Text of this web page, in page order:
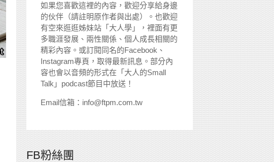
如果您喜歡這裡的內容，歡迎分享給身邊
的伙伴（請註明原作者與出處）。也歡迎
有空來逛逛姊妹站「大人學」，裡面有更
多職涯發展、兩性關係、個人成長相關的
精彩內容。或訂閱同名的Facebook、
Instagram專頁，取得最新訊息。部分內
容也會以音頻的形式在「大人的Small
Talk」podcast節目中放送！
Email信箱：info@ftpm.com.tw
FB粉絲團